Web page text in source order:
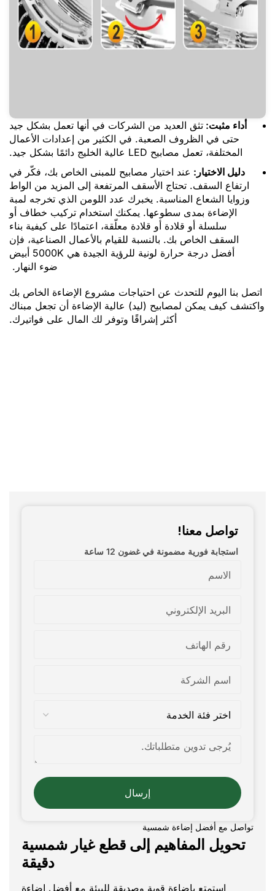
أداء مثبت: تثق العديد من الشركات في أنها تعمل بشكل جيد
حتى في الظروف الصعبة. في الكثير من إعدادات الأعمال
المختلفة، تعمل مصابيح LED عالية الخليج دائمًا بشكل جيد.
دليل الاختيار: عند اختيار مصابيح للمبنى الخاص بك، فكّر في
ارتفاع السقف. تحتاج الأسقف المرتفعة إلى المزيد من الواط
وزوايا الشعاع المناسبة. يخبرك عدد اللومن الذي تخرجه لمبة
الإضاءة بمدى سطوعها. يمكنك استخدام تركيب خطاف أو
سلسلة أو قلادة أو قلادة معلّقة، اعتمادًا على كيفية بناء
السقف الخاص بك. بالنسبة للقيام بالأعمال الصناعية، فإن
أفضل درجة حرارة لونية للرؤية الجيدة هي 5000K أبيض
ضوء النهار.
اتصل بنا اليوم للتحدث عن احتياجات مشروع الإضاءة الخاص بك
واكتشف كيف يمكن لمصابيح (ليد) عالية الإضاءة أن تجعل مبناك
أكثر إشراقًا وتوفر لك المال على فواتيرك.
تواصل مع أفضل إضاءة شمسية
تحويل المفاهيم إلى قطع غيار شمسية
دقيقة
استمتع بإضاءة قوية وصديقة للبيئة مع أفضل إضاءة
تواصل معنا!
استجابة فورية مضمونة في غضون 12 ساعة
إرسال